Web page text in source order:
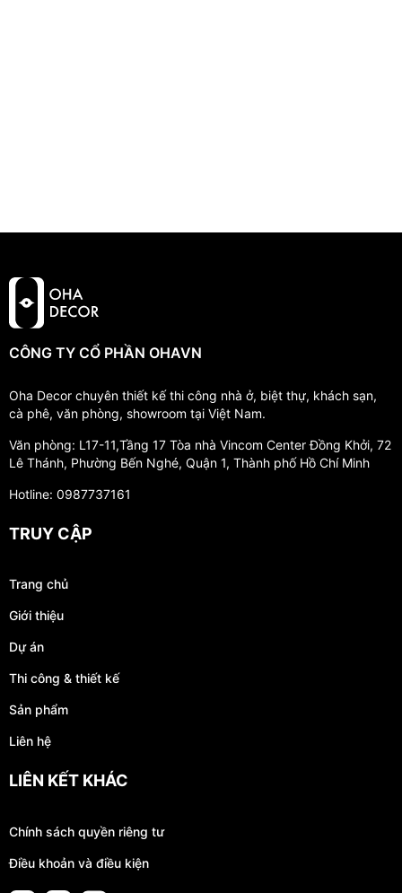
CÔNG TY CỔ PHẦN OHAVN
Oha Decor chuyên thiết kế thi công nhà ở, biệt thự, khách sạn,
cà phê, văn phòng, showroom tại Việt Nam.
Văn phòng: L17-11,Tầng 17 Tòa nhà Vincom Center Đồng Khởi, 72
Lê Thánh, Phường Bến Nghé, Quận 1, Thành phố Hồ Chí Minh
Hotline: 0987737161
TRUY CẬP
Trang chủ
Giới thiệu
Dự án
Thi công & thiết kế
Sản phẩm
Liên hệ
LIÊN KẾT KHÁC
Chính sách quyền riêng tư
Điều khoản và điều kiện